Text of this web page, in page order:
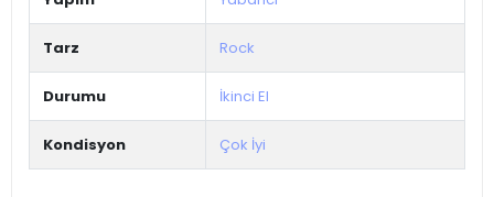
Tarz Rock
Durumu İkinci El
Kondisyon Çok İyi